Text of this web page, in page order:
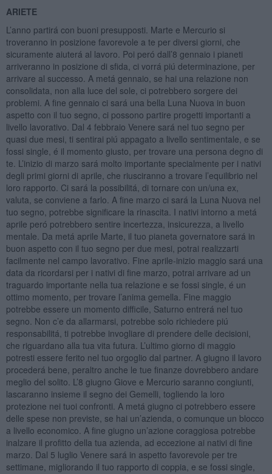
ARIETE
L’anno partirá con buoni presupposti. Marte e Mercurio si
troveranno in posizione favorevole a te per diversi giorni, che
sicuramente aiuterá al lavoro. Poi peró dall’8 gennaio i pianeti
arriveranno in posizione di sfida, ci vorrá piú determinazione, per
arrivare al successo. A metá gennaio, se hai una relazione non
consolidata, non alla luce del sole, ci potrebbero sorgere dei
problemi. A fine gennaio ci sará una bella Luna Nuova in buon
aspetto con il tuo segno, ci possono partire progetti importanti a
livello lavorativo. Dal 4 febbraio Venere sará nel tuo segno per
quasi due mesi, ti sentirai piú appagato a livello sentimentale, e se
fossi single, é il momento giusto, per trovare una persona degno di
te. L’inizio di marzo sará molto importante specialmente per i nativi
degli primi giorni di aprile, che riusciranno a trovare l’equilibrio nel
loro rapporto. Ci sará la possibilitá, di tornare con un/una ex,
valuta, se conviene a farlo. A fine marzo ci sará la Luna Nuova nel
tuo segno, potrebbe significare la rinascita. I nativi intorno a metá
aprile peró potrebbero sentire incertezza, insicurezza, a livello
mentale. Da metá aprile Marte, il tuo pianeta governatore sará in
buon aspetto con il tuo segno per due mesi, potrai realizzarti
facilmente nel campo lavorativo. Fine aprile-inizio maggio sará una
data da ricordarsi per i nativi di fine marzo, potrai arrivare ad un
traguardo importante nella tua relazione e se fossi single, é un
ottimo momento, per trovare l’anima gemella. Fine maggio
potrebbe essere un momento difficile, Saturno entrerá nel tuo
segno. Non c’e da allarmarsi, potrebbe solo richiedere piú
responsabilitá, ti potrebbe invogliare di prendere delle decisioni,
che riguardano alla tua vita futura. L’ultimo giorno di maggio
potresti essere ferito nel tuo orgoglio dal partner. A giugno il lavoro
procederá bene, peraltro anche le tue finanze dovrebbero andare
meglio del solito. L’8 giugno Giove e Mercurio saranno congiunti,
lascaranno insieme il segno dei Gemelli, togliendo la loro
protezione nei tuoi confronti. A metá giugno ci potrebbero essere
delle spese non previste, se hai un’azienda, o comunque un blocco
a livello economico. A fine giugno un’azione coraggiosa potrebbe
inalzare il profitto della tua azienda, ad eccezione ai nativi di fine
marzo. Dal 5 luglio Venere sará in aspetto favorevole per tre
settimane, migliorando il tuo rapporto di coppia, e se fossi single,